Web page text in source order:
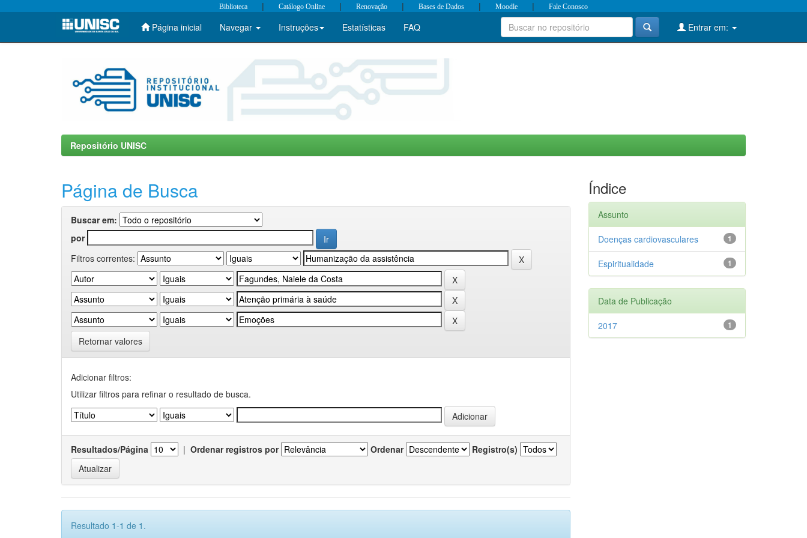
Skip
Biblioteca | Catálogo Online | Renovação | Bases de Dados | Moodle | Fale Conosco
Página inicial Navegar Instruções Estatísticas FAQ Entrar em:
Repositório UNISC
Página de Busca
Buscar em:
por
Filtros correntes:
Retornar valores
Adicionar filtros:
Utilizar filtros para refinar o resultado de busca.
Resultados/Página | Ordenar registros por Ordenar Registro(s)
Resultado 1-1 de 1.
Índice
Assunto
1
Doenças cardiovasculares
1
Espiritualidade
Data de Publicação
1
2017